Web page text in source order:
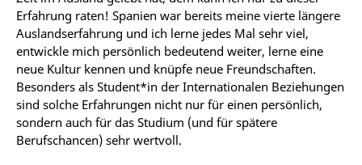
Erfahrung raten! Spanien war bereits meine vierte längere
Auslandserfahrung und ich lerne jedes Mal sehr viel,
entwickle mich persönlich bedeutend weiter, lerne eine
neue Kultur kennen und knüpfe neue Freundschaften.
Besonders als Student*in der Internationalen Beziehungen
sind solche Erfahrungen nicht nur für einen persönlich,
sondern auch für das Studium (und für spätere
Berufschancen) sehr wertvoll.